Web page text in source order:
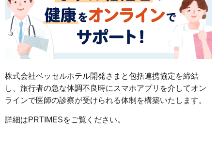
株式会社ベッセルホテル開発さまと包括連携協定を締結
し、旅行者の急な体調不良時にスマホアプリを介してオン
ラインで医師の診察が受けられる体制を構築いたします。
詳細はPRTIMESをご覧ください。